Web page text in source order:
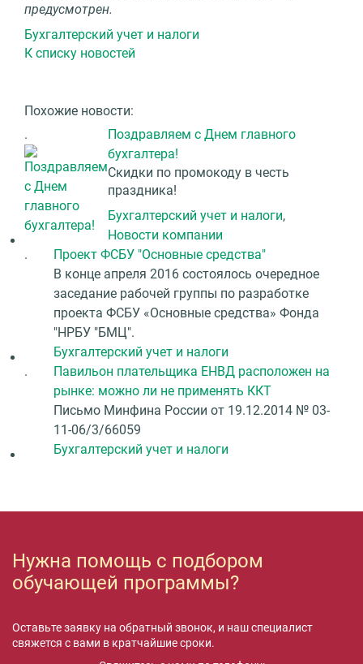
предусмотрен.
Бухгалтерский учет и налоги
К списку новостей
Похожие новости:
.
Поздравляем с Днем главного
бухгалтера!
Скидки по промокоду в честь
праздника!
Бухгалтерский учет и налоги,
Новости компании
.
Проект ФСБУ "Основные средства"
В конце апреля 2016 состоялось очередное
заседание рабочей группы по разработке
проекта ФСБУ «Основные средства» Фонда
"НРБУ "БМЦ".
Бухгалтерский учет и налоги
.
Павильон плательщика ЕНВД расположен на
рынке: можно ли не применять ККТ
Письмо Минфина России от 19.12.2014 № 03-
11-06/3/66059
Бухгалтерский учет и налоги
Нужна помощь с подбором
обучающей программы?
Оставьте заявку на обратный звонок, и наш специалист
свяжется с вами в кратчайшие сроки.